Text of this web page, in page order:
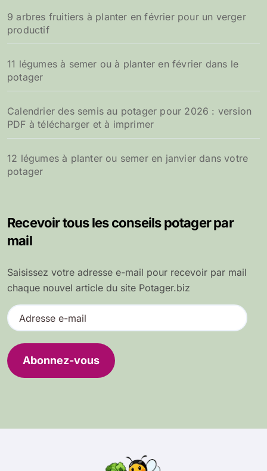
9 arbres fruitiers à planter en février pour un verger
productif
11 légumes à semer ou à planter en février dans le
potager
Calendrier des semis au potager pour 2026 : version
PDF à télécharger et à imprimer
12 légumes à planter ou semer en janvier dans votre
potager
Recevoir tous les conseils potager par
mail
Saisissez votre adresse e-mail pour recevoir par mail
chaque nouvel article du site Potager.biz
A
d
e
s
Abonnez-vous